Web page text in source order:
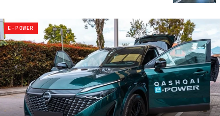
E-POWER